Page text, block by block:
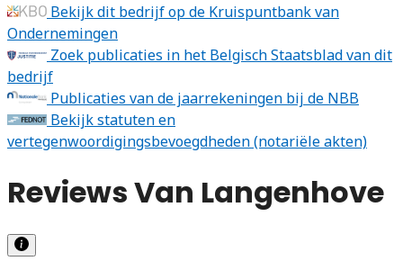
Bekijk dit bedrijf op de Kruispuntbank van
Ondernemingen
Zoek publicaties in het Belgisch Staatsblad van dit
bedrijf
Publicaties van de jaarrekeningen bij de NBB
Bekijk statuten en
vertegenwoordigingsbevoegdheden (notariële akten)
Reviews Van Langenhove